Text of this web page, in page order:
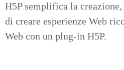
H5P semplifica la
di creare esperienze Web
Web con un plug-in H5P.